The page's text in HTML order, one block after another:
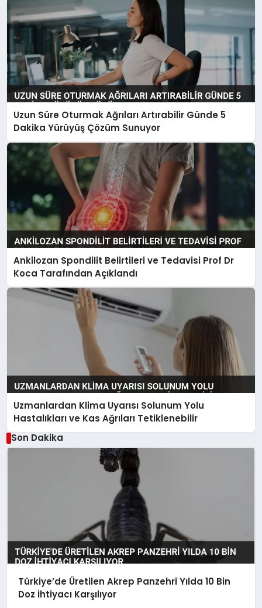
Uzun Süre Oturmak Ağrıları Artırabilir Günde 5
Dakika Yürüyüş Çözüm Sunuyor
Ankilozan Spondilit Belirtileri ve Tedavisi Prof Dr
Koca Tarafından Açıklandı
Uzmanlardan Klima Uyarısı Solunum Yolu
Hastalıkları ve Kas Ağrıları Tetiklenebilir
Son Dakika
Türkiye’de Üretilen Akrep Panzehri Yılda 10 Bin
Doz İhtiyacı Karşılıyor